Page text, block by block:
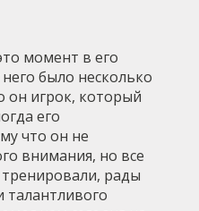
момент в его
было несколько
игрок, который
его
что он не
внимания, но все
рады
талантливого